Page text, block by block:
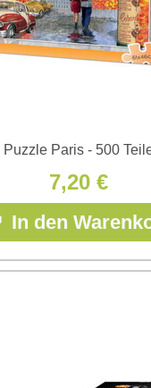
Puzzle Paris - 500
7,20 €
In den